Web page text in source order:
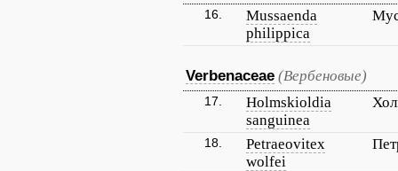
16.
Mussaenda
philippica
Verbenaceae (Вербеновые)
17.
Holmskioldia
sanguinea
18.
Petraeovitex
wolfei